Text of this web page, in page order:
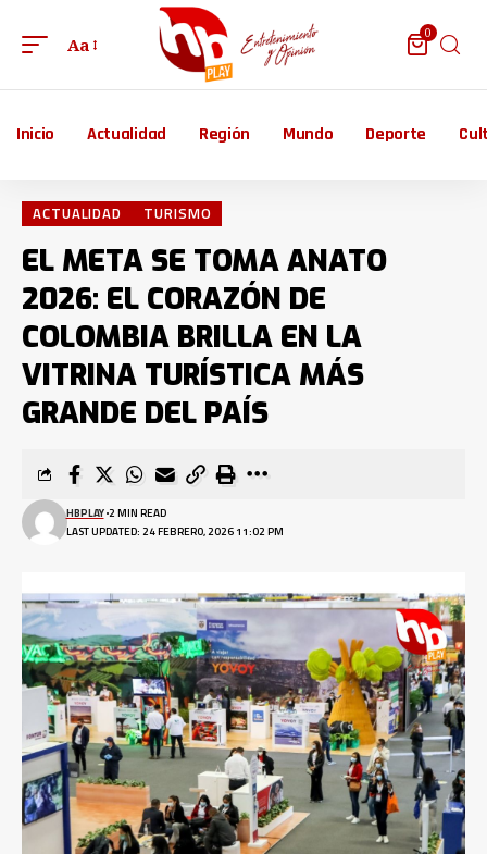
Aa
0
Inicio Actualidad Región Mundo Deporte
ACTUALIDAD TURISMO
EL META SE TOMA ANATO
2026: EL CORAZÓN DE
COLOMBIA BRILLA EN LA
VITRINA TURÍSTICA MÁS
GRANDE DEL PAÍS
LAST UPDATED: 24 FEBRERO, 2026 11:02 PM
HBPLAY 2 MIN READ